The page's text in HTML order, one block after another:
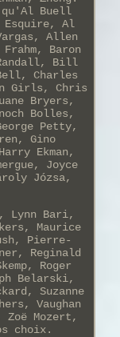
qu'Al Buell
Esquire, Al
Allen
Baron
Bill
Charles
Girls, Chris
Bryers,
Bolles,
Petty,
Gino
Ekman,
Joyce
Józsa,
Lynn Bari,
Maurice
Pierre-
Reginald
Roger
Belarski,
Suzanne
Vaughan
Zoë Mozert,
choix.